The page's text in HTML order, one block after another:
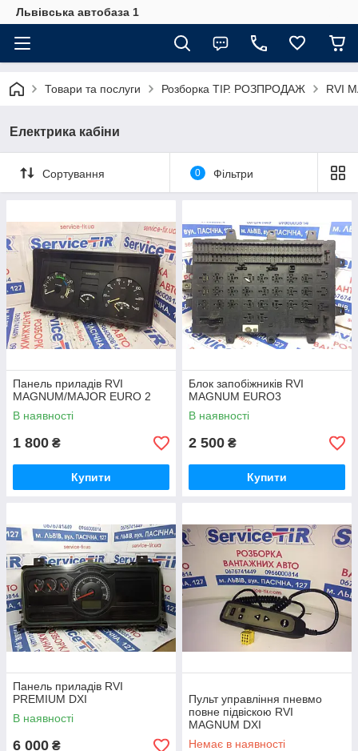
Львівська автобаза 1
Товари та послуги Розборка ТІР. РОЗПРОДАЖ RVI
Електрика кабіни
Сортування 0 Фільтри
Панель приладів RVI
MAGNUM/MAJOR EURO 2
В наявності
1 800 ₴
Купити
Блок запобіжників RVI
MAGNUM EURO3
В наявності
2 500 ₴
Купити
Панель приладів RVI
PREMIUM DXI
В наявності
6 000 ₴
Пульт управління пневмо
повне підвіскою RVI
MAGNUM DXI
Немає в наявності